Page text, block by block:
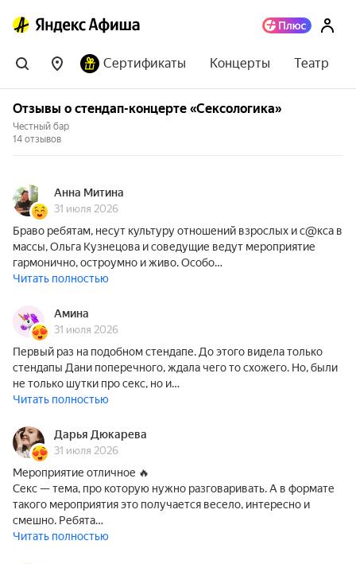
Сертификаты Концерты Театр
Отзывы о стендап-концерте «Сексологика»
Честный бар
14 отзывов
Анна Митина
31 июля 2026
Браво ребятам, несут культуру отношений взрослых и с@кса в
массы, Ольга Кузнецова и соведущие ведут мероприятие
гармонично, остроумно и живо. Особо…
Читать полностью
Амина
31 июля 2026
Первый раз на подобном стендапе. До этого видела только
стендапы Дани поперечного, ждала чего то схожего. Но, были
не только шутки про секс, но и…
Читать полностью
Дарья Дюкарева
31 июля 2026
Мероприятие отличное 🔥
Секс — тема, про которую нужно разговаривать. А в формате
такого мероприятия это получается весело, интересно и
смешно. Ребята…
Читать полностью